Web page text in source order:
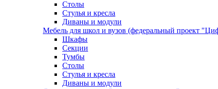
Столы
Стулья и кресла
Диваны и модули
Мебель для школ и вузов (федеральный проект
Шкафы
Секции
Тумбы
Столы
Стулья и кресла
Диваны и модули